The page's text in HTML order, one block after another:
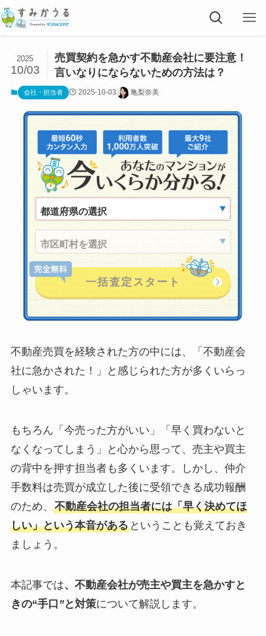
売買契約を急かす不動産会社に要注意！
言いなりにならないための方法は？
2025
10/03
会社・担当者 2025-10-03 亀梨奈美
不動産売買を経験された方の中には、「不動産会
社に急かされた！」と感じられた方が多くいらっ
しゃいます。
もちろん「今売った方がいい」「早く買わないと
なくなってしまう」と心から思って、売主や買主
の背中を押す担当者も多くいます。しかし、仲介
手数料は売買が成立した後に受領できる成功報酬
のため、 不動産会社の担当者には「早く決めてほ
しい」という本音があるということも覚えておき
ましょう。
本記事では、不動産会社が売主や買主を急かすと
きの“手口 ”と対策について解説します。